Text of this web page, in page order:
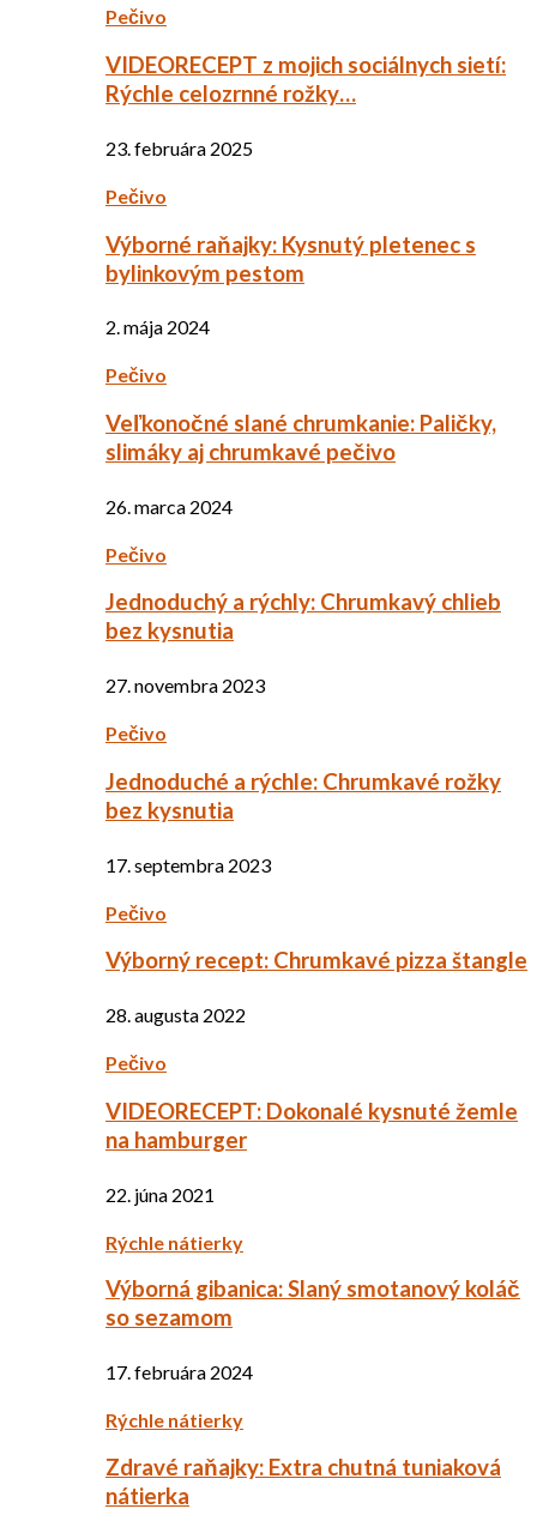
Pečivo
VIDEORECEPT z mojich sociálnych sietí:
Rýchle celozrnné rožky…
23. februára 2025
Pečivo
Výborné raňajky: Kysnutý pletenec s
bylinkovým pestom
2. mája 2024
Pečivo
Veľkonočné slané chrumkanie: Paličky,
slimáky aj chrumkavé pečivo
26. marca 2024
Pečivo
Jednoduchý a rýchly: Chrumkavý chlieb
bez kysnutia
27. novembra 2023
Pečivo
Jednoduché a rýchle: Chrumkavé rožky
bez kysnutia
17. septembra 2023
Pečivo
Výborný recept: Chrumkavé pizza štangle
28. augusta 2022
Pečivo
VIDEORECEPT: Dokonalé kysnuté žemle
na hamburger
22. júna 2021
Rýchle nátierky
Výborná gibanica: Slaný smotanový koláč
so sezamom
17. februára 2024
Rýchle nátierky
Zdravé raňajky: Extra chutná tuniaková
nátierka